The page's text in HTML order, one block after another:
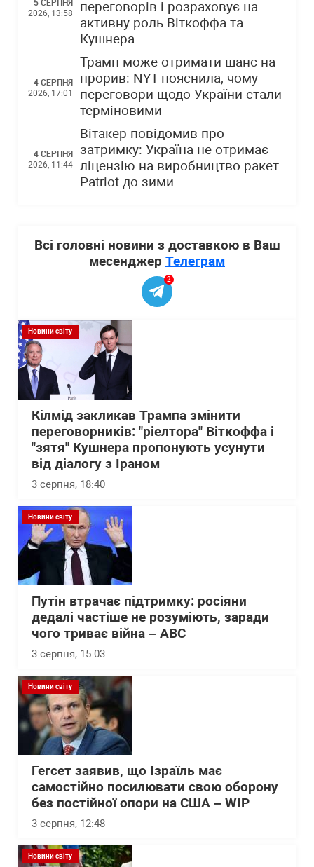
5 СЕРПНЯ
2026, 13:58
переговорів і розраховує на
активну роль Віткоффа та
Кушнера
4 СЕРПНЯ
2026, 17:01
Трамп може отримати шанс на
прорив: NYT пояснила, чому
переговори щодо України стали
терміновими
4 СЕРПНЯ
2026, 11:44
Вітакер повідомив про
затримку: Україна не отримає
ліцензію на виробництво ракет
Patriot до зими
Всі головні новини з доставкою в Ваш
месенджер Телеграм
2
Новини світу
Кілмід закликав Трампа змінити
переговорників: "ріелтора" Віткоффа і
"зятя" Кушнера пропонують усунути
від діалогу з Іраном
3 серпня, 18:40
Новини світу
Путін втрачає підтримку: росіяни
дедалі частіше не розуміють, заради
чого триває війна – АВС
3 серпня, 15:03
Новини світу
Гегсет заявив, що Ізраїль має
самостійно посилювати свою оборону
без постійної опори на США – WІP
3 серпня, 12:48
Новини світу